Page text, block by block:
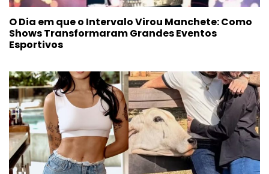
O Dia em que o Intervalo Virou Manchete: Como
Shows Transformaram Grandes Eventos
Esportivos